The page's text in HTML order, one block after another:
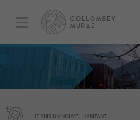
JE SUIS UN NOUVEL HABITANT